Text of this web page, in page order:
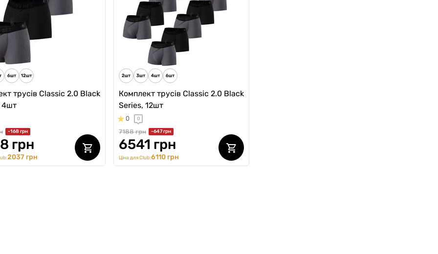
грн
3040 грн
3848 грн
3502 грн
Ціна для Club:3271 грн
трусів Classic 2.0 Black
4шт
-168 грн
грн
2037 грн
Комплект трусів Classic 2.0 Black
Series, 12шт
0 0
7188 грн -647 грн
6541 грн
Ціна для Club:6110 грн